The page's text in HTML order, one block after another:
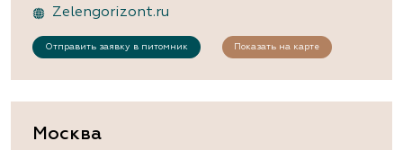
Zelengorizont.ru
Отправить заявку в питомник Показать на карте
Москва